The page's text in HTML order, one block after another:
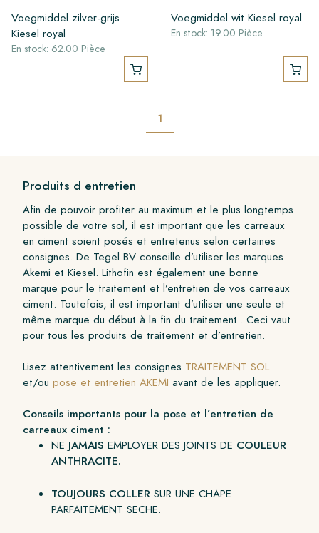
Voegmiddel zilver-grijs
Kiesel royal
En stock: 62.00 Pièce
Voegmiddel wit Kiesel royal
En stock: 19.00 Pièce
1
Produits d entretien
Afin de pouvoir profiter au maximum et le plus longtemps
possible de votre sol, il est important que les carreaux
en ciment soient posés et entretenus selon certaines
consignes. De Tegel BV conseille d’utiliser les marques
Akemi et Kiesel. Lithofin est également une bonne
marque pour le traitement et l’entretien de vos carreaux
ciment. Toutefois, il est important d’utiliser une seule et
même marque du début à la fin du traitement.. Ceci vaut
pour tous les produits de traitement et d’entretien.
Lisez attentivement les consignes TRAITEMENT SOL
et/ou pose et entretien AKEMI avant de les appliquer.
Conseils importants pour la pose et l’entretien de
carreaux ciment :
NE JAMAIS EMPLOYER DES JOINTS DE COULEUR
ANTHRACITE.
TOUJOURS COLLER SUR UNE CHAPE
PARFAITEMENT SECHE.